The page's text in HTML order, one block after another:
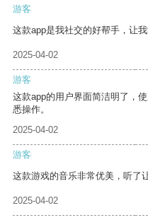
游客
这款app是我社交的好帮手，让
2025-04-02
游客
这款app的用户界面简洁明了，
悉操作。
2025-04-02
游客
这款游戏的音乐非常优美，听了
2025-04-02